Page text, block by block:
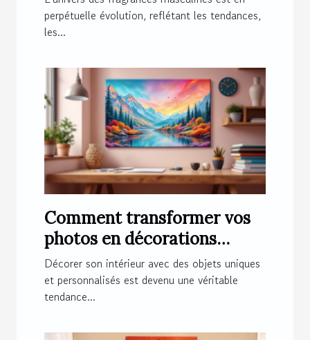
perpétuelle évolution, reflétant les tendances,
les...
Comment transformer vos
photos en décorations
magnétiques originales ?
Décorer son intérieur avec des objets uniques
et personnalisés est devenu une véritable
tendance...